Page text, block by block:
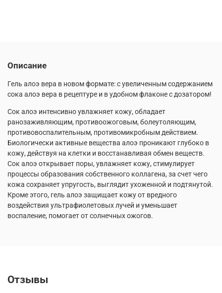
Описание
Гель алоэ вера в новом формате: с увеличенным содержанием
сока алоэ вера в рецептуре и в удобном флаконе с дозатором!
Сок алоэ интенсивно увлажняет кожу, обладает
ранозаживляющим, противоожоговым, болеутоляющим,
противовоспалительным, противомикробным действием.
Биологически активные вещества алоэ проникают глубоко в
кожу, действуя на клетки и восстанавливая обмен веществ.
Сок алоэ открывает поры, увлажняет кожу, стимулирует
процессы образования собственного коллагена, за счет чего
кожа сохраняет упругость, выглядит ухоженной и подтянутой.
Кроме этого, гель алоэ защищает кожу от вредного
воздействия ультрафиолетовых лучей и уменьшает
воспаление, помогает от солнечных ожогов.
Отзывы